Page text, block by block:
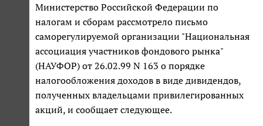
Министерство Российской Федерации по
налогам и сборам рассмотрело письмо
саморегулируемой организации "Национальная
ассоциация участников фондового рынка"
(НАУФОР) от 26.02.99 N 163 о порядке
налогообложения доходов в виде дивидендов,
полученных владельцами привилегированных
акций, и сообщает следующее.